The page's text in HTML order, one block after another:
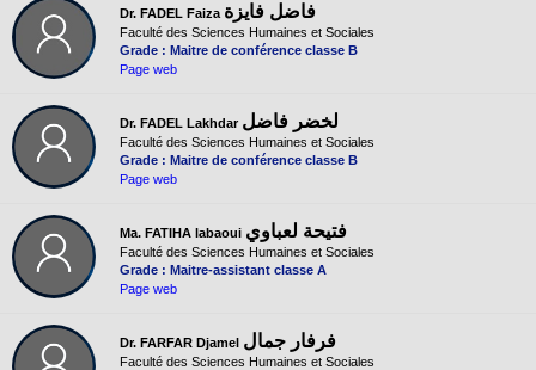
Dr. FADEL Faiza فاضل فايزة
Faculté des Sciences Humaines et Sociales
Grade : Maitre de conférence classe B
Page web
Dr. FADEL Lakhdar لخضر فاضل
Faculté des Sciences Humaines et Sociales
Grade : Maitre de conférence classe B
Page web
Ma. FATIHA labaoui فتيحة لعباوي
Faculté des Sciences Humaines et Sociales
Grade : Maitre-assistant classe A
Page web
Dr. FARFAR Djamel فرفار جمال
Faculté des Sciences Humaines et Sociales